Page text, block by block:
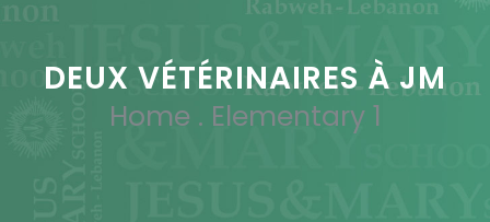
DEUX VÉTÉRINAIRES À JM
Home . Elementary 1